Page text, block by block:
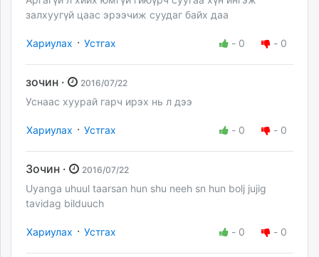
залхуугүй цаас эрээчиж суудаг байх даа
Хариулах · Устгах - 0 - 0
зочин · 2016/07/22
Уснаас хуурай гарч ирэх нь л дээ
Хариулах · Устгах - 0 - 0
Зочин · 2016/07/22
Uyanga uhuul taarsan hun shu neeh sn hun bolj jujig
tavidag bilduuch
Хариулах · Устгах - 0 - 0